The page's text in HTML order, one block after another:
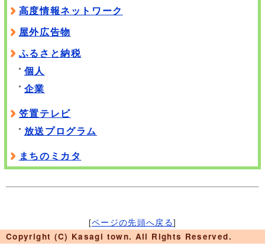
高度情報ネットワーク
屋外広告物
ふるさと納税
個人
企業
笠置テレビ
放送プログラム
まちのミカタ
[ページの先頭へ戻る]
Copyright (C) Kasagi town. All Rights Reserved.